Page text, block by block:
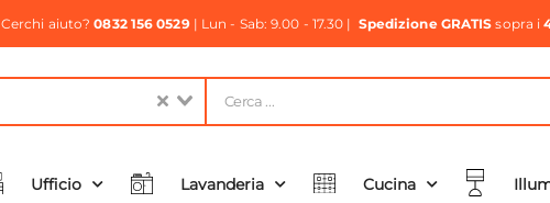
Cerchi aiuto?0832 156 0529| Lun - Sab: 9.00 - 17.30 | Spedizione GRATIS sopra i
Ufficio Lavanderia Cucina